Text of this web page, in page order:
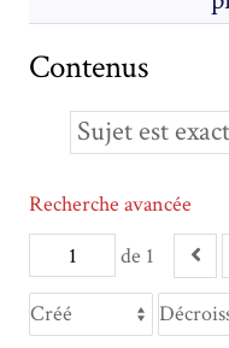
Contenus
Sujet est
de 1
Recherche avancée